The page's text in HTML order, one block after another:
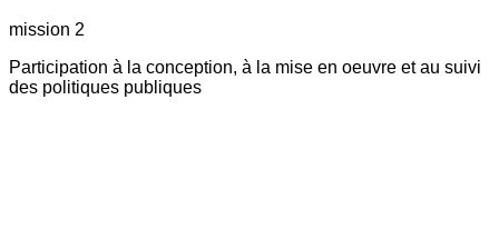
mission 2
Participation à la conception, à la mise en oeuvre et au suivi
des politiques publiques